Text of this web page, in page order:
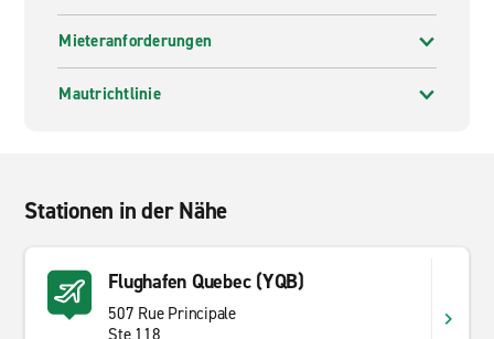
Mieteranforderungen
Mautrichtlinie
Stationen in der Nähe
Flughafen Quebec (YQB)
507 Rue Principale
Ste 118